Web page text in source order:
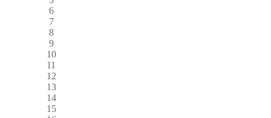
6
7
8
9
10
11
12
13
14
15